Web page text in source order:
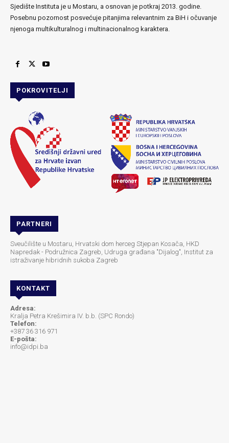
Sjedište Instituta je u Mostaru, a osnovan je potkraj 2013. godine.
Posebnu pozornost posvećuje pitanjima relevantnim za BiH i očuvanje
njenoga multikulturalnog i multinacionalnog karaktera.
POKROVITELJI
PARTNERI
Sveučilište u Mostaru, Hrvatski dom herceg Stjepan Kosača, HKD
Napredak - Podružnica Zagreb, Udruga građana "Dijalog", Institut za
istraživanje hibridnih sukoba Zagreb
KONTAKT
Adresa:
Kralja Petra Krešimira IV. b.b. (SPC Rondo)
Telefon:
+387 36 316 971
E-pošta:
info@idpi.ba